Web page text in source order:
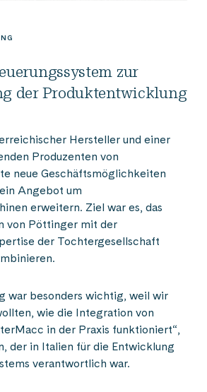
zur
der Produktentwicklung
Hersteller und einer
Produzenten von
neue Geschäftsmöglichkeiten
Angebot um
erweitern. Ziel war es, das
von Pöttinger mit der
der Tochtergesellschaft
war besonders wichtig, weil wir
wie die Integration von
in der Praxis funktioniert“,
der in Italien für die Entwicklung
verantwortlich war.